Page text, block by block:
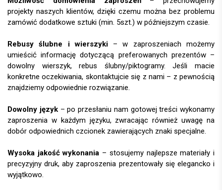
projekty naszych klientów, dzięki czemu można bez problemu
zamówić dodatkowe sztuki (min. 5szt.) w późniejszym czasie.
Rebusy ślubne i wierszyki– w zaproszeniach możemy
umieścić informację dotyczącą preferowanych prezentów –
dowolny wierszyk, rebus ślubny/piktogramy. Jeśli macie
konkretne oczekiwania, skontaktujcie się z nami – z pewnością
znajdziemy odpowiednie rozwiązanie.
Dowolny język– po przesłaniu nam gotowej treści wykonamy
zaproszenia w każdym języku, zwracając również uwagę na
dobór odpowiednich czcionek zawierających znaki specjalne.
Wysoka jakość wykonania – stosujemy najlepsze materiały i
precyzyjny druk, aby zaproszenia prezentowały się elegancko i
wyjątkowo.